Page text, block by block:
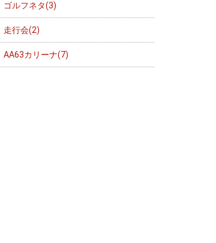
ゴルフネタ(3)
走行会(2)
AA63カリーナ(7)